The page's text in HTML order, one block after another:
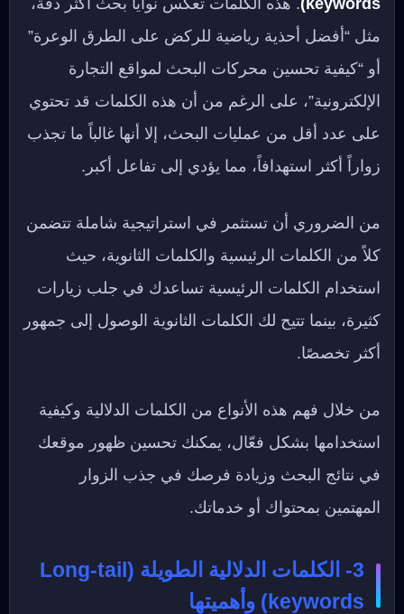
keywords) . هذه الكلمات تعكس نوايا بحث أكثر دقة،
مثل “أفضل أحذية رياضية للركض على الطرق الوعرة”
أو “كيفية تحسين محركات البحث لمواقع التجارة
الإلكترونية”، على الرغم من أن هذه الكلمات قد تحتوي
على عدد أقل من عمليات البحث، إلا أنها غالباً ما تجذب
زواراً أكثر استهدافاً، مما يؤدي إلى تفاعل أكبر.
من الضروري أن تستثمر في استراتيجية شاملة تتضمن
كلاً من الكلمات الرئيسية والكلمات الثانوية، حيث
استخدام الكلمات الرئيسية تساعدك في جلب زيارات
كثيرة، بينما تتيح لك الكلمات الثانوية الوصول إلى جمهور
أكثر تخصصًا.
من خلال فهم هذه الأنواع من الكلمات الدلالية وكيفية
استخدامها بشكل فعّال، يمكنك تحسين ظهور موقعك
في نتائج البحث وزيادة فرصك في جذب الزوار
المهتمين بمحتواك أو خدماتك.
3- الكلمات الدلالية الطويلة (Long-tail
keywords) وأهميتها